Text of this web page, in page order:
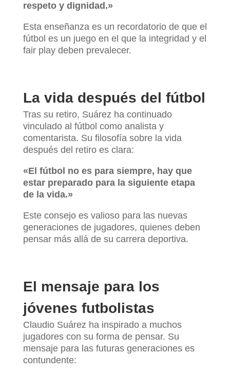
respeto y dignidad.»
Esta enseñanza es un recordatorio de que el
fútbol es un juego en el que la integridad y el
fair play deben prevalecer.
La vida después del fútbol
Tras su retiro, Suárez ha continuado
vinculado al fútbol como analista y
comentarista. Su filosofía sobre la vida
después del retiro es clara:
«El fútbol no es para siempre, hay que
estar preparado para la siguiente etapa
de la vida.»
Este consejo es valioso para las nuevas
generaciones de jugadores, quienes deben
pensar más allá de su carrera deportiva.
El mensaje para los
jóvenes futbolistas
Claudio Suárez ha inspirado a muchos
jugadores con su forma de pensar. Su
mensaje para las futuras generaciones es
contundente: